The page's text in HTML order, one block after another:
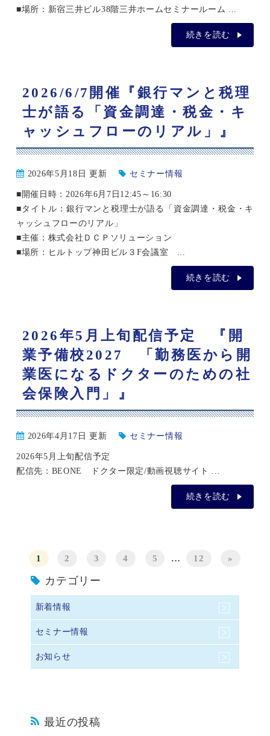
■場所：新宿三井ビル38階三井ホームセミナールーム ...
続きを読む
2026/6/7開催『銀行マンと税理
士が語る「資金調達・税金・キ
ャッシュフローのリアル」』
2026年5月18日 更新 セミナー情報
■開催日時：2026年6月7日12:45～16:30
■タイトル：銀行マンと税理士が語る「資金調達・税金・キ
ャッシュフローのリアル」
■主催：株式会社ＤＣＰソリューション
■場所：ヒルトップ神田ビル３F会議室 ...
続きを読む
2026年5月上旬配信予定 『開
業予備校2027 「勤務医から開
業医になるドクターのための社
会保険入門」』
2026年4月17日 更新 セミナー情報
2026年5月上旬配信予定
配信先：BEONE ドクター限定/動画視聴サイト ...
続きを読む
1 2 3 4 5 … 12 »
カテゴリー
新着情報
セミナー情報
お知らせ
最近の投稿